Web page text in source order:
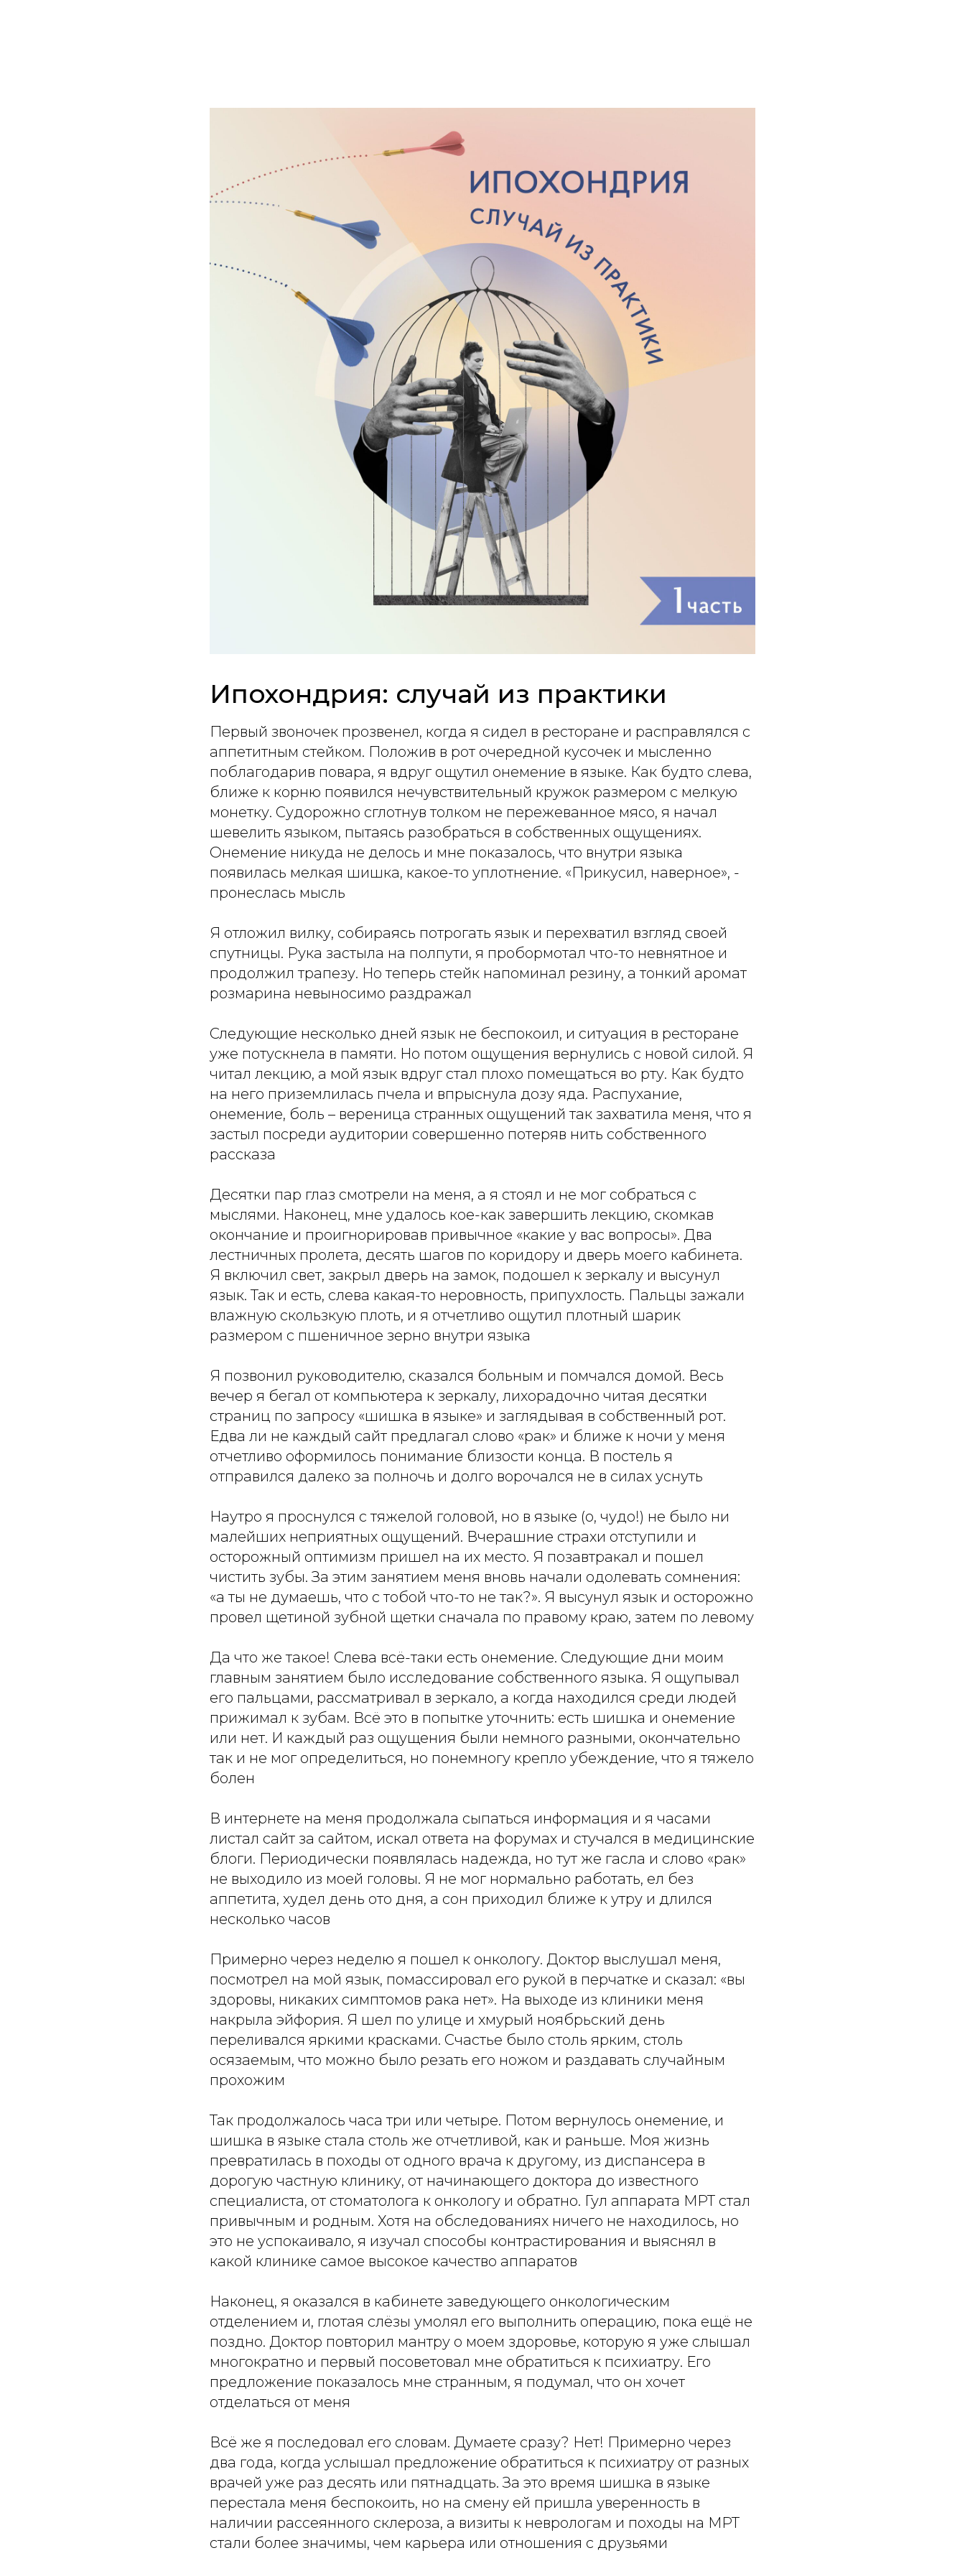
Ипохондрия: случай из практики
Первый звоночек прозвенел, когда я сидел в ресторане и расправлялся с
аппетитным стейком. Положив в рот очередной кусочек и мысленно
поблагодарив повара, я вдруг ощутил онемение в языке. Как будто слева,
ближе к корню появился нечувствительный кружок размером с мелкую
монетку. Судорожно сглотнув толком не пережеванное мясо, я начал
шевелить языком, пытаясь разобраться в собственных ощущениях.
Онемение никуда не делось и мне показалось, что внутри языка
появилась мелкая шишка, какое-то уплотнение. «Прикусил, наверное», -
пронеслась мысль
Я отложил вилку, собираясь потрогать язык и перехватил взгляд своей
спутницы. Рука застыла на полпути, я пробормотал что-то невнятное и
продолжил трапезу. Но теперь стейк напоминал резину, а тонкий аромат
розмарина невыносимо раздражал
Следующие несколько дней язык не беспокоил, и ситуация в ресторане
уже потускнела в памяти. Но потом ощущения вернулись с новой силой. Я
читал лекцию, а мой язык вдруг стал плохо помещаться во рту. Как будто
на него приземлилась пчела и впрыснула дозу яда. Распухание,
онемение, боль – вереница странных ощущений так захватила меня, что я
застыл посреди аудитории совершенно потеряв нить собственного
рассказа
Десятки пар глаз смотрели на меня, а я стоял и не мог собраться с
мыслями. Наконец, мне удалось кое-как завершить лекцию, скомкав
окончание и проигнорировав привычное «какие у вас вопросы». Два
лестничных пролета, десять шагов по коридору и дверь моего кабинета.
Я включил свет, закрыл дверь на замок, подошел к зеркалу и высунул
язык. Так и есть, слева какая-то неровность, припухлость. Пальцы зажали
влажную скользкую плоть, и я отчетливо ощутил плотный шарик
размером с пшеничное зерно внутри языка
Я позвонил руководителю, сказался больным и помчался домой. Весь
вечер я бегал от компьютера к зеркалу, лихорадочно читая десятки
страниц по запросу «шишка в языке» и заглядывая в собственный рот.
Едва ли не каждый сайт предлагал слово «рак» и ближе к ночи у меня
отчетливо оформилось понимание близости конца. В постель я
отправился далеко за полночь и долго ворочался не в силах уснуть
Наутро я проснулся с тяжелой головой, но в языке (о, чудо!) не было ни
малейших неприятных ощущений. Вчерашние страхи отступили и
осторожный оптимизм пришел на их место. Я позавтракал и пошел
чистить зубы. За этим занятием меня вновь начали одолевать сомнения:
«а ты не думаешь, что с тобой что-то не так?». Я высунул язык и осторожно
провел щетиной зубной щетки сначала по правому краю, затем по левому
Да что же такое! Слева всё-таки есть онемение. Следующие дни моим
главным занятием было исследование собственного языка. Я ощупывал
его пальцами, рассматривал в зеркало, а когда находился среди людей
прижимал к зубам. Всё это в попытке уточнить: есть шишка и онемение
или нет. И каждый раз ощущения были немного разными, окончательно
так и не мог определиться, но понемногу крепло убеждение, что я тяжело
болен
В интернете на меня продолжала сыпаться информация и я часами
листал сайт за сайтом, искал ответа на форумах и стучался в медицинские
блоги. Периодически появлялась надежда, но тут же гасла и слово «рак»
не выходило из моей головы. Я не мог нормально работать, ел без
аппетита, худел день ото дня, а сон приходил ближе к утру и длился
несколько часов
Примерно через неделю я пошел к онкологу. Доктор выслушал меня,
посмотрел на мой язык, помассировал его рукой в перчатке и сказал: «вы
здоровы, никаких симптомов рака нет». На выходе из клиники меня
накрыла эйфория. Я шел по улице и хмурый ноябрьский день
переливался яркими красками. Счастье было столь ярким, столь
осязаемым, что можно было резать его ножом и раздавать случайным
прохожим
Так продолжалось часа три или четыре. Потом вернулось онемение, и
шишка в языке стала столь же отчетливой, как и раньше. Моя жизнь
превратилась в походы от одного врача к другому, из диспансера в
дорогую частную клинику, от начинающего доктора до известного
специалиста, от стоматолога к онкологу и обратно. Гул аппарата МРТ стал
привычным и родным. Хотя на обследованиях ничего не находилось, но
это не успокаивало, я изучал способы контрастирования и выяснял в
какой клинике самое высокое качество аппаратов
Наконец, я оказался в кабинете заведующего онкологическим
отделением и, глотая слёзы умолял его выполнить операцию, пока ещё не
поздно. Доктор повторил мантру о моем здоровье, которую я уже слышал
многократно и первый посоветовал мне обратиться к психиатру. Его
предложение показалось мне странным, я подумал, что он хочет
отделаться от меня
Всё же я последовал его словам. Думаете сразу? Нет! Примерно через
два года, когда услышал предложение обратиться к психиатру от разных
врачей уже раз десять или пятнадцать. За это время шишка в языке
перестала меня беспокоить, но на смену ей пришла уверенность в
наличии рассеянного склероза, а визиты к неврологам и походы на МРТ
стали более значимы, чем карьера или отношения с друзьями